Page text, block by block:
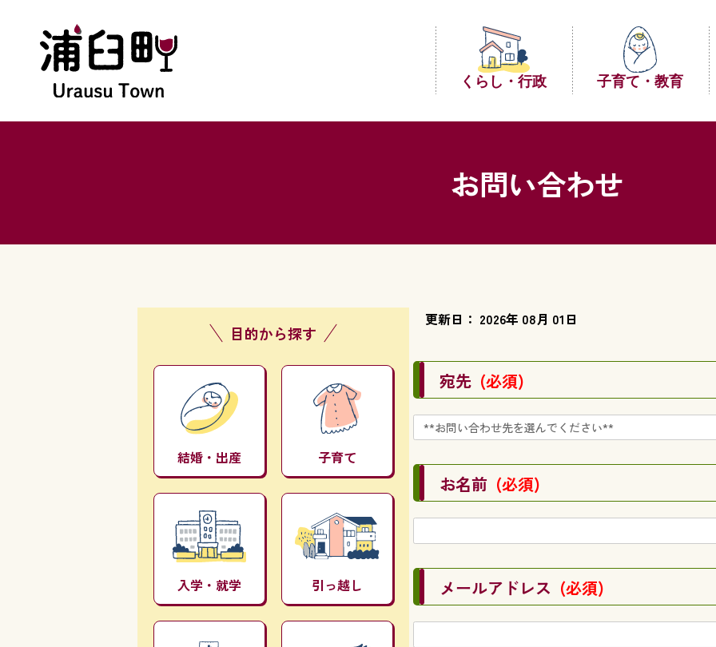
くらし・行政 子育て・教育
お問い合わせ
目的から探す
結婚・出産 子育て
入学・就学 引っ越し
更新日： 2026年 08月 01日
宛先 (必須)
お名前 (必須)
メールアドレス (必須)